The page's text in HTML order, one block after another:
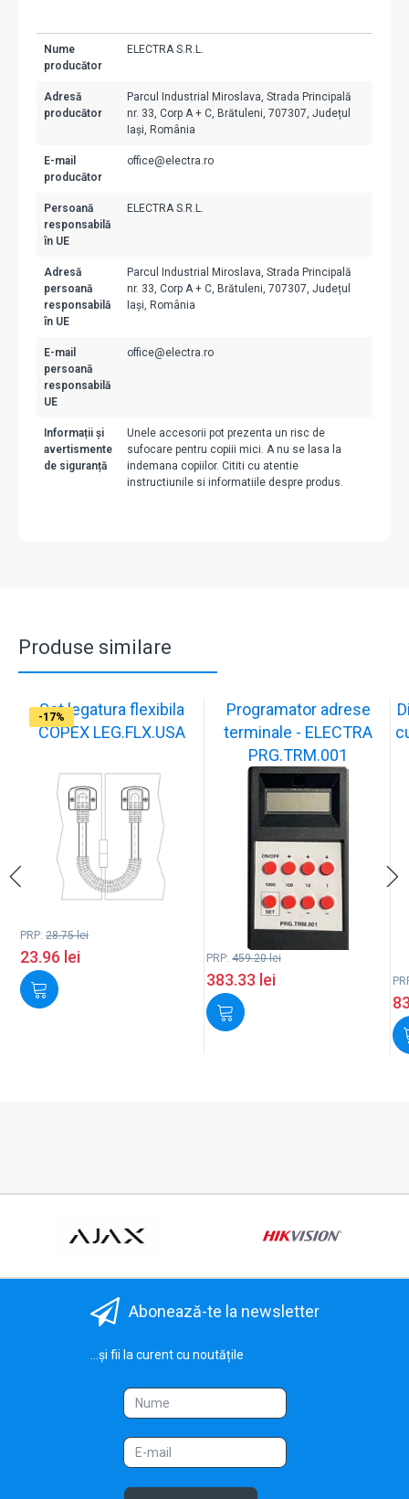
Nume
producător
ELECTRA S.R.L.
Adresă
producător
Parcul Industrial Miroslava, Strada Principală
nr. 33, Corp A + C, Brătuleni, 707307, Județul
Iași, România
E-mail
producător
office@electra.ro
Persoană
responsabilă
în UE
ELECTRA S.R.L.
Adresă
persoană
responsabilă
în UE
Parcul Industrial Miroslava, Strada Principală
nr. 33, Corp A + C, Brătuleni, 707307, Județul
Iași, România
E-mail
persoană
responsabilă
UE
office@electra.ro
Informații și
avertismente
de siguranță
Unele accesorii pot prezenta un risc de
sufocare pentru copiii mici. A nu se lasa la
indemana copiilor. Cititi cu atentie
instructiunile si informatiile despre produs.
Produse similare
-17%
Set legatura flexibila
COPEX LEG.FLX.USA
PRP: 28.75lei
23.96 lei
-17%
Programator adrese
terminale - ELECTRA
PRG.TRM.001
PRP: 459.20lei
383.33 lei
-17%
-17%
-17%
-17%
-17%
-17%
-17%
Abonează-te la newsletter
...și fii la curent cu noutățile